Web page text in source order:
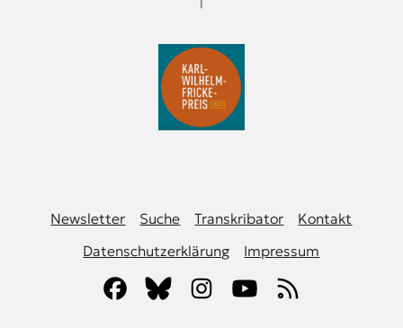
Newsletter Suche Transkribator
Kontakt
Datenschutzerklärung
Impressum